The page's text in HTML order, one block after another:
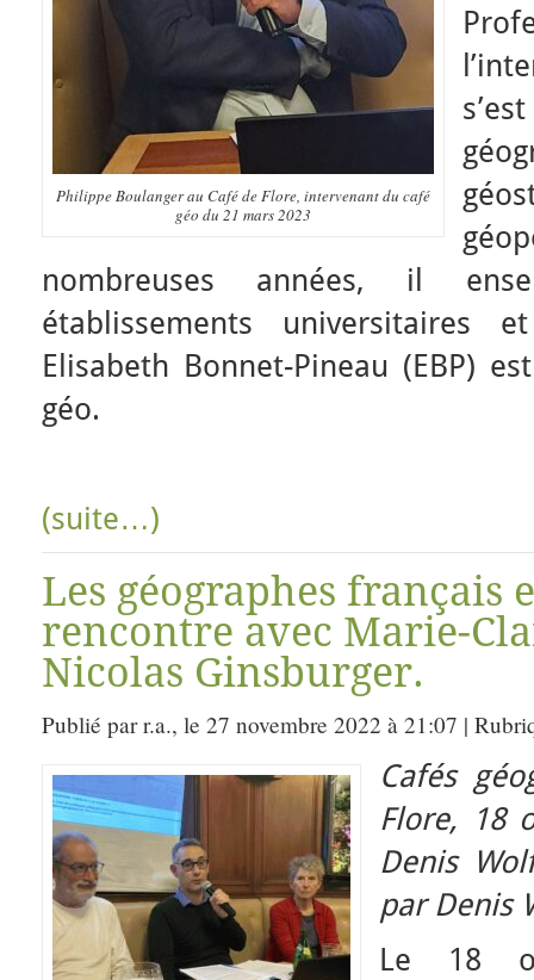
Philippe Boulanger au Café de Flore, intervenant du café
géo du 21 mars 2023
nombreuses années, il
établissements universitaires
Elisabeth Bonnet-Pineau (EBP)
géo.
(suite…)
Les géographes français
rencontre avec Marie-
Nicolas Ginsburger.
Publié par r.a., le 27 novembre 2022 à 21:07 |
Cafés
Flore, 18
Denis
par Denis
Le 18